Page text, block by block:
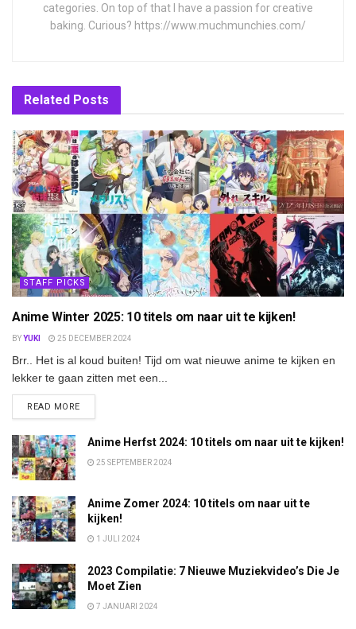
categories. On top of that I have a passion for creative
baking. Curious? https://www.muchmunchies.com/
Related Posts
STAFF PICKS
Anime Winter 2025: 10 titels om naar uit te kijken!
BYYUKI 25 DECEMBER 2024
Brr.. Het is al koud buiten! Tijd om wat nieuwe anime te kijken en
lekker te gaan zitten met een...
READ MOREDETAILS
Anime Herfst 2024: 10 titels om naar uit te kijken!
25 SEPTEMBER 2024
Anime Zomer 2024: 10 titels om naar uit te
kijken!
1 JULI 2024
2023 Compilatie: 7 Nieuwe Muziekvideo’s Die Je
Moet Zien
7 JANUARI 2024